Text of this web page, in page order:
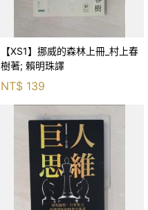
【XS1】挪威的森林上冊_村上春
樹著; 賴明珠譯
NT$ 139